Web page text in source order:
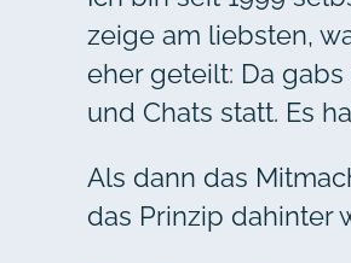
zeige am liebsten,
eher geteilt: Da
und Chats statt. Es
Als dann das
das Prinzip dahinter